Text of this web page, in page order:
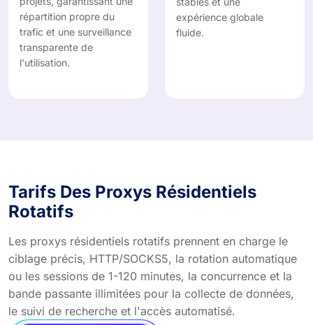
répartition propre du
trafic et une surveillance
transparente de
l'utilisation.
expérience globale
fluide.
Tarifs Des Proxys Résidentiels
Rotatifs
Les proxys résidentiels rotatifs prennent en charge le
ciblage précis, HTTP/SOCKS5, la rotation automatique
ou les sessions de 1-120 minutes, la concurrence et la
bande passante illimitées pour la collecte de données,
le suivi de recherche et l'accès automatisé.